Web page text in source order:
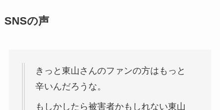
SNSの声
きっと東山さんのファンの方はもっと
辛いんだろうな。
もしかしたら被害者かもしれない東山